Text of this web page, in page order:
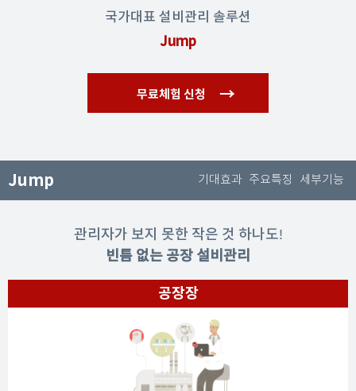
국가대표 설비관리 솔루션
Jump
무료체험 신청 →
Jump 기대효과 주요특징 세부기능
관리자가 보지 못한 작은 것 하나도!
빈틈 없는 공장 설비관리
공장장